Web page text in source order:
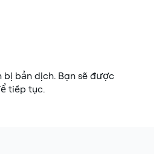
bản dịch. Bạn sẽ được
tiếp tục.